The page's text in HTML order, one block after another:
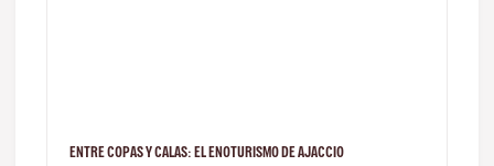
ENTRE COPAS Y CALAS: EL ENOTURISMO DE AJACCIO